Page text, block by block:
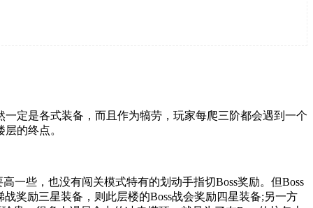
定是各式装备，而且作为犒劳，玩家每爬三阶都会遇到一个
的终点。
一些，也没有闯关模式特有的划动手指切Boss奖励。但Boss
奖励三星装备，则此层楼的Boss战会奖励四星装备;另一方